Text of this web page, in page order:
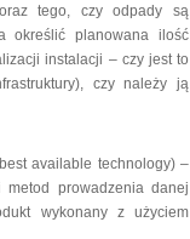
oraz tego, czy odpady są
określić planowana ilość
instalacji – czy jest to
czy należy ją
available technology) –
prowadzenia danej
wykonany z użyciem